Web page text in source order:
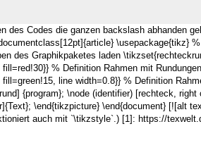
des Codes die ganzen backslash abhanden
\usepackage{tikz}
des Graphikpaketes laden
% Definition Rahmen mit
line width=0.8}} % Definition
{program}; \node (identifier) [rechteck,
\end{tikzpicture} \end{document} [![alt
auch mit `\tikzstyle`.) [1]: https://